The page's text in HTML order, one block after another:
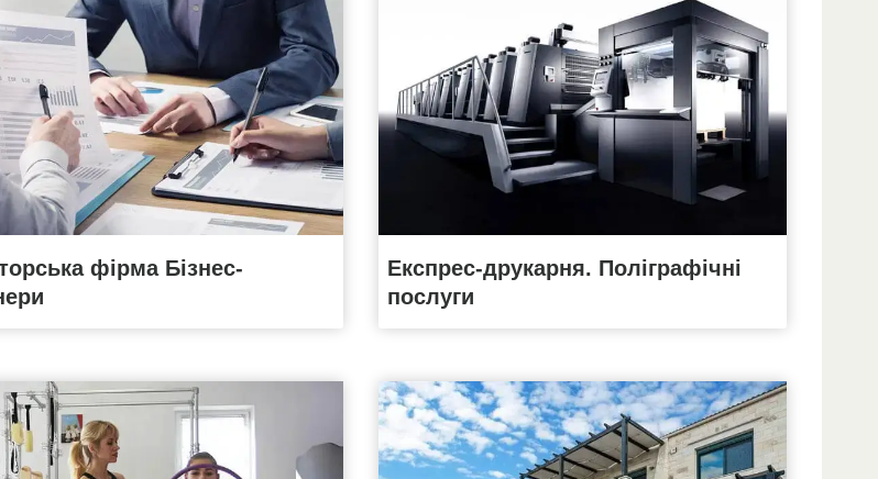
фірма Бізнес-
Експрес-друкарня. Поліграфічні
послуги